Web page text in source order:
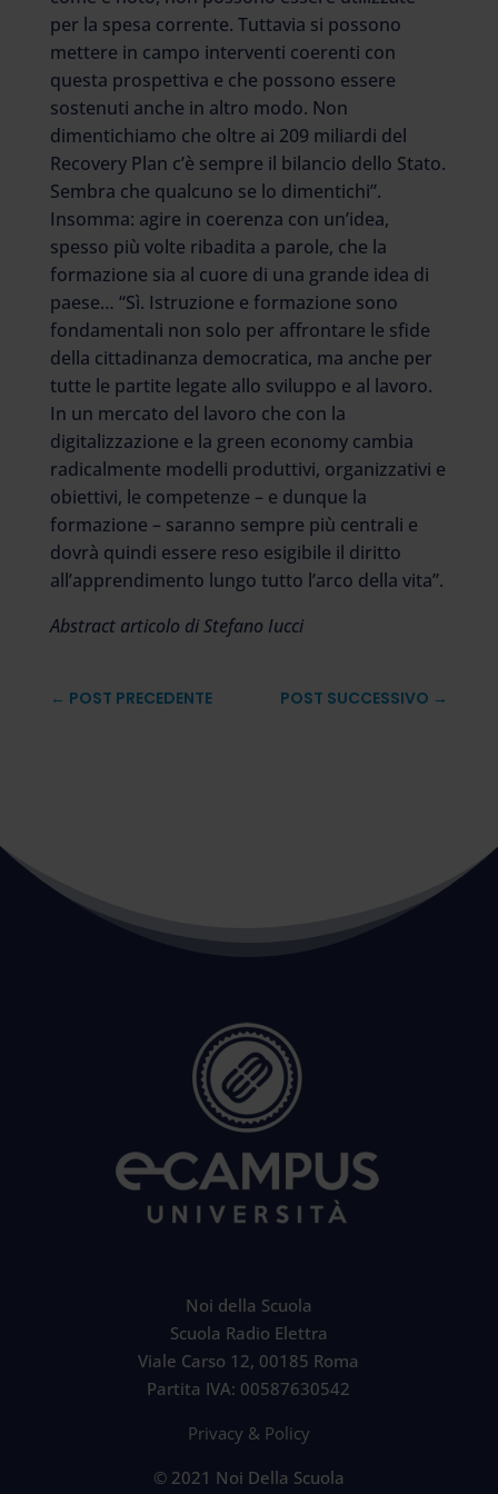
per la spesa corrente. Tuttavia si possono
mettere in campo interventi coerenti con
questa prospettiva e che possono essere
sostenuti anche in altro modo. Non
dimentichiamo che oltre ai 209 miliardi del
Recovery Plan c’è sempre il bilancio dello Stato.
Sembra che qualcuno se lo dimentichi”.
Insomma: agire in coerenza con un’idea,
spesso più volte ribadita a parole, che la
formazione sia al cuore di una grande idea di
paese… “Sì. Istruzione e formazione sono
fondamentali non solo per affrontare le sfide
della cittadinanza democratica, ma anche per
tutte le partite legate allo sviluppo e al lavoro.
In un mercato del lavoro che con la
digitalizzazione e la green economy cambia
radicalmente modelli produttivi, organizzativi e
obiettivi, le competenze – e dunque la
formazione – saranno sempre più centrali e
dovrà quindi essere reso esigibile il diritto
all’apprendimento lungo tutto l’arco della vita”.
Abstract articolo di Stefano Iucci
← POST PRECEDENTE POST SUCCESSIVO →
Noi della Scuola
Scuola Radio Elettra
Viale Carso 12, 00185 Roma
Partita IVA: 00587630542
Privacy & Policy
© 2021 Noi Della Scuola